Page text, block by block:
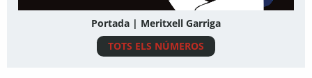
Portada | Meritxell Garriga
TOTS ELS NÚMEROS